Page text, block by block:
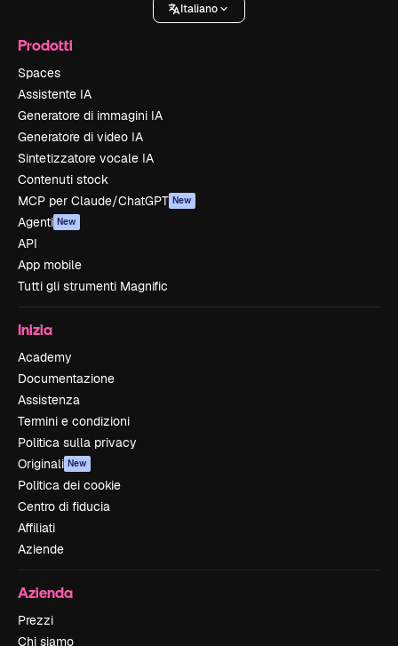
Italiano
Prodotti
Spaces
Assistente IA
Generatore di immagini IA
Generatore di video IA
Sintetizzatore vocale IA
Contenuti stock
MCP per Claude/ChatGPT New
Agenti New
API
App mobile
Tutti gli strumenti Magnific
Inizia
Academy
Documentazione
Assistenza
Termini e condizioni
Politica sulla privacy
Originali New
Politica dei cookie
Centro di fiducia
Affiliati
Aziende
Azienda
Prezzi
Chi siamo